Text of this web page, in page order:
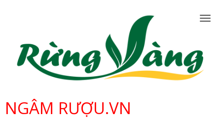
NGÂM RƯỢU.VN